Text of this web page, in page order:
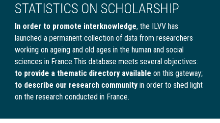
STATISTICS ON SCHOLARSHIP
In order to promote interknowledge, the ILVV has
launched a permanent collection of data from researchers
working on ageing and old ages in the human and social
sciences in France.This database meets several objectives:
to provide a thematic directory available on this gateway;
to describe our research community in order to shed light
on the research conducted in France.